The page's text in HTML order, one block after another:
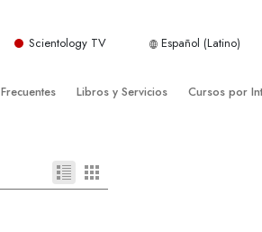
Scientology TV Español (Latino)
una Iglesia
Libros y Servicios Cursos por
Las Dinámicas de la Existencia